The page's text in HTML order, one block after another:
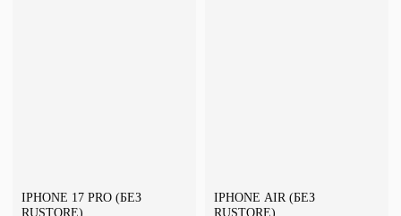
IPHONE 17 PRO (БЕЗ
RUSTORE)
IPHONE AIR (БЕЗ
RUSTORE)